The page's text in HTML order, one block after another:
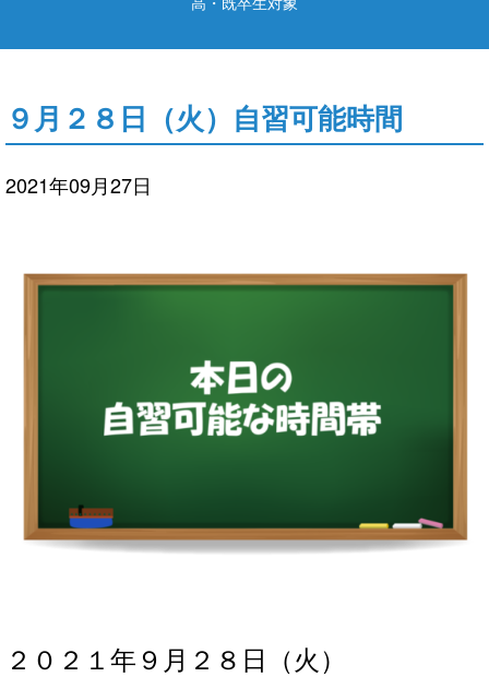
９月２８日（火）自習可能時間
2021年09月27日
２０２１年９月２８ 日（火）